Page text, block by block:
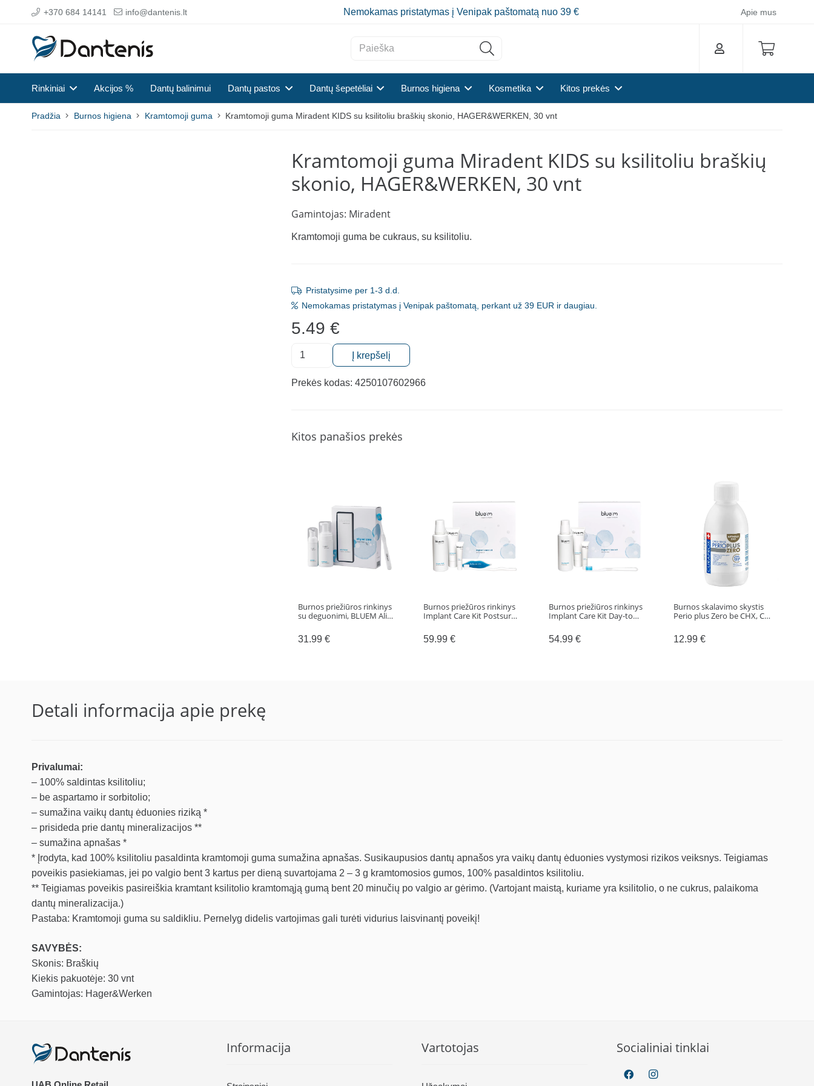
+370 684 14141 info@dantenis.lt Nemokamas pristatymas į Venipak paštomatą nuo 39 € Apie mus
Rinkiniai Akcijos % Dantų balinimui Dantų pastos Dantų šepetėliai Burnos higiena Kosmetika Kitos prekės
Pradžia Burnos higiena Kramtomoji guma Kramtomoji guma Miradent KIDS su ksilitoliu braškių skonio, HAGER&WERKEN, 30 vnt
Kramtomoji guma Miradent KIDS su ksilitoliu braškių
skonio, HAGER&WERKEN, 30 vnt
Gamintojas: Miradent
Kramtomoji guma be cukraus, su ksilitoliu.
Pristatysime per 1-3 d.d.
Nemokamas pristatymas į Venipak paštomatą, perkant už 39 EUR ir daugiau.
5.49€
produkto
Kramtomoji
su
Į krepšelį
Prekės kodas:4250107602966
Kitos panašios prekės
Burnos priežiūros rinkinys
su deguonimi, BLUEM Ali…
31.99€
Burnos priežūros rinkinys
Implant Care Kit Postsur…
59.99 €
Burnos priežiūros rinkinys
Implant Care Kit Day-to…
54.99 €
Burnos skalavimo skystis
Perio plus Zero be CHX, C…
12.99€
Detali informacija apie prekę
Privalumai:
– 100% saldintas ksilitoliu;
– be aspartamo ir sorbitolio;
– sumažina vaikų dantų ėduonies riziką *
– prisideda prie dantų mineralizacijos **
– sumažina apnašas *
* Įrodyta, kad 100% ksilitoliu pasaldinta kramtomoji guma sumažina apnašas. Susikaupusios dantų apnašos yra vaikų dantų ėduonies vystymosi rizikos veiksnys. Teigiamas
poveikis pasiekiamas, jei po valgio bent 3 kartus per dieną suvartojama 2 – 3 g kramtomosios gumos, 100% pasaldintos ksilitoliu.
** Teigiamas poveikis pasireiškia kramtant ksilitolio kramtomąją gumą bent 20 minučių po valgio ar gėrimo. (Vartojant maistą, kuriame yra ksilitolio, o ne cukrus, palaikoma
dantų mineralizacija.)
Pastaba: Kramtomoji guma su saldikliu. Pernelyg didelis vartojimas gali turėti vidurius laisvinantį poveikį!
SAVYBĖS:
Skonis: Braškių
Kiekis pakuotėje: 30 vnt
Gamintojas: Hager&Werken
Informacija Vartotojas Socialiniai tinklai